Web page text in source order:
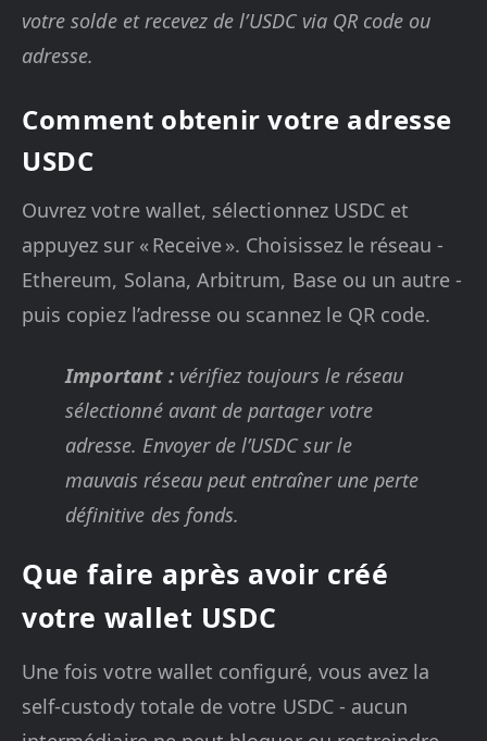
votre solde et recevez de l’USDC via QR code ou
adresse.
Comment obtenir votre adresse
USDC
Ouvrez votre wallet, sélectionnez USDC et
appuyez sur « Receive ». Choisissez le réseau -
Ethereum, Solana, Arbitrum, Base ou un autre -
puis copiez l’adresse ou scannez le QR code.
Important :vérifiez toujours le réseau
sélectionné avant de partager votre
adresse. Envoyer de l’USDC sur le
mauvais réseau peut entraîner une perte
définitive des fonds.
Que faire après avoir créé
votre wallet USDC
Une fois votre wallet configuré, vous avez la
self-custody totale de votre USDC - aucun